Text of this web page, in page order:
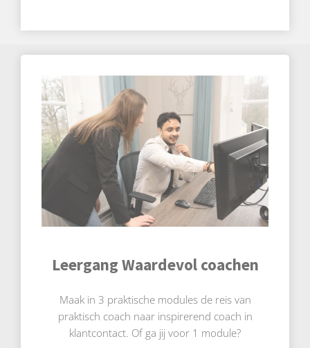
Leergang Waardevol coachen
Maak in 3 praktische modules de reis van
praktisch coach naar inspirerend coach in
klantcontact. Of ga jij voor 1 module?